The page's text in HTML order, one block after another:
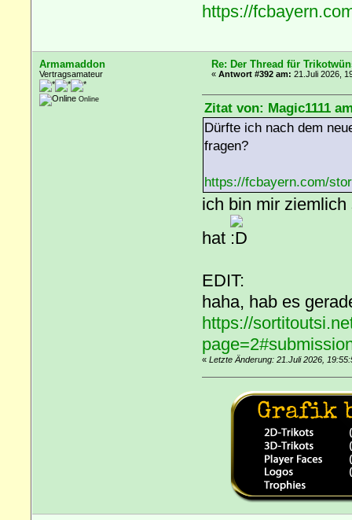
https://
Armamaddon
Vertragsamateur
Online
Re: Der Thread für
«Antwort #392 am: 21.Juli 2026,
Zitat von: Magic1111
Dürfte ich nach dem
fragen?
https://fcbayern.com/
ich bin mir
hat
EDIT:
haha, hab es
https://
« Letzte Änderung: 21.Juli 2026,